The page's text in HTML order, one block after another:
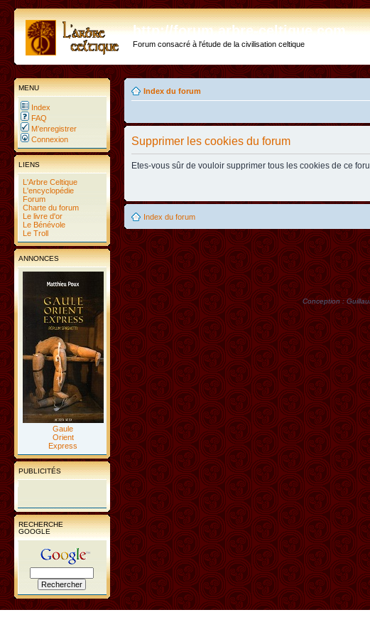
http://forum.arbre-celtique.com
Forum consacré à l'étude de la civilisation celtique
MENU
Index
FAQ
M’enregistrer
Connexion
LIENS
L'Arbre Celtique
L'encyclopédie
Forum
Charte du forum
Le livre d'or
Le Bénévole
Le Troll
ANNONCES
Gaule
Orient
Express
PUBLICITÉS
RECHERCHE
GOOGLE
Index du forum
Supprimer les cookies du forum
Etes-vous sûr de vouloir supprimer tous les cookies de ce
Index du forum
Conception :